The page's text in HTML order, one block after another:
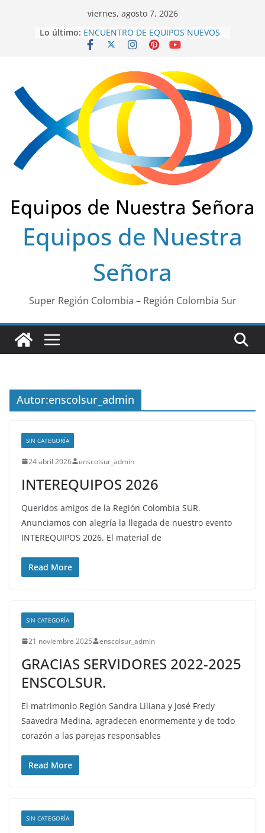
viernes, agosto 7, 2026
Lo último: ENCUENTRO DE EQUIPOS NUEVOS
SECTOR FLORENCIA
ENSCOLSUR.
COLEGIO REGIONAL FINAL 2025
EUCARISTÍA DE FRATERNIDAD
OCTUBRE 2025
Equipos de Nuestra
Señora
Super Región Colombia – Región Colombia Sur
Autor:enscolsur_admin
SIN CATEGORÍA
24 abril 2026 enscolsur_admin
INTEREQUIPOS 2026
Queridos amigos de la Región Colombia SUR.
Anunciamos con alegría la llegada de nuestro evento
INTEREQUIPOS 2026. El material de
Read More
SIN CATEGORÍA
21 noviembre 2025 enscolsur_admin
GRACIAS SERVIDORES 2022-2025
ENSCOLSUR.
El matrimonio Región Sandra Liliana y José Fredy
Saavedra Medina, agradecen enormemente y de todo
corazón a las parejas responsables
Read More
SIN CATEGORÍA